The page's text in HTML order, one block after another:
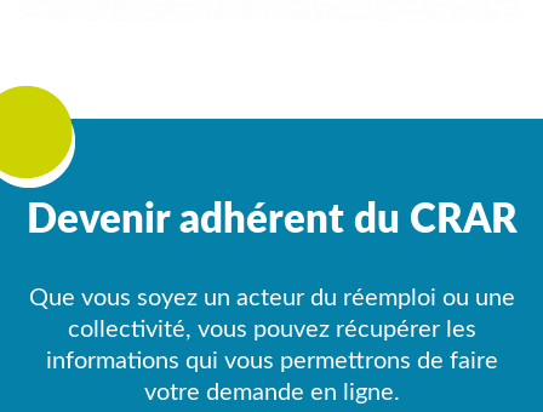
Devenir adhérent du CRAR
Que vous soyez un acteur du réemploi ou une
collectivité, vous pouvez récupérer les
informations qui vous permettrons de faire
votre demande en ligne.